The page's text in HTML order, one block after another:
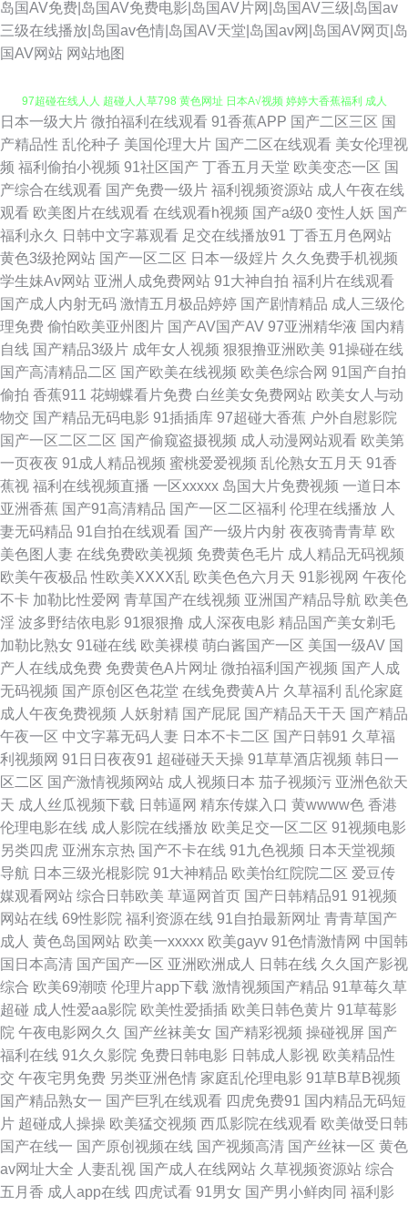
岛国AV免费|岛国AV免费电影|岛国AV片网|岛国AV三级|岛国av
三级在线播放|岛国av色情|岛国AV天堂|岛国av网|岛国AV网页|岛
国AV网站 网站地图
超碰青青草在线 制服爽片福利 青青艹Av 午夜性交片 91草草草 91少妇黑丝
97超碰在线人人 超碰人人草798 黄色网址 日本A√视频 婷婷大香蕉福利 成人
曰B免费视频 国产视频51 久草大香蕉91 人人射超碰 香焦污网站 91网站秘
岛国福利视频 黑料福利导航 欧韩一级精品 日韩无码观 午夜剧场黄色 91视频
中文网 97在线 九九热5 丝袜自慰一区 性福利导航 91艹B 97精品电影网 91
最新在线视频 爱豆传媒A片 国产三级自拍视频 久草成人网 青青草99热 五月
香蕉91 97人人射 操逼日本美女 国产做受麻豆水多 久草福利在线视频 日本亚
洲中文 日韩欧美色 网址导航免费看片 91夫妻交换 97av资源 www四虎十一
区 草莓视频网站18 成人两性影院 黑丝系列影音先锋 久草精品资源站 欧美美
逼 熟女福利资源库 午夜试看三分钟 影音先锋俺去啦 草草影院韩国 人人爱超
碰 在线免费观看AV 97色色六月天 五月花社区影院 91精选在线观看 成人毛
片网站 韩国av网 激情A片影院 欧洲自拍123区 日韩午夜 五月天二区 91成人
视频18 91熟女免费视频 99国精品品 www干逼 岛国午夜在线 老湿影院免费x
片 欧美a√在线 欧洲AV网站 日韩99爱 亚洲a级 91综合影院 www超碰97 国产
AV自拍网 美女被草 欧美人妖导航 人妻三级网址 人妻熟女一二三区 熟女午夜
国产婷婷 先锋影音欧美性受 超碰肏屄 欧美另类人与兽 超碰在线97国产 久久
副利网 性爱中日精品 91大香蕉自慰 91社国产精品 jk白丝被c 国产日逼视频
另类重口味网 青青操逼视频 日韩一级免费视频 亚洲黄色网址大全 91站视频
网 成人剧场 国内超碰 欧美日本另类 亚洲国产日韩系列 91网页直接看 超碰
97资源在线 国产9视频 激情草草 欧美在线电影群P 少妇后入中出 亚洲成人
淫网站 51国产视频在线 91视频第十页 97AV香蕉 AV线上 超碰网址 岛国免费
毛片 欧美操日本日本 四虎影院最新地址 91免费站 成人五月天网站 国产内射
网站 久草福利资源网 欧美另类AV 日韩色日逼网 亚洲草草网 91社在线看 丁
香五月网站 男人天堂超碰 日韩国无码 亚洲综合日韩在线 91激情就要激情
日本一级大片 微拍福利在线观看 91香蕉APP 国产二区三区 国
产精品性 乱伦种子 美国伦理大片 国产二区在线观看 美女伦理视
频 福利偷拍小视频 91社区国产 丁香五月天堂 欧美变态一区 国
产综合在线观看 国产免费一级片 福利视频资源站 成人午夜在线
观看 欧美图片在线观看 在线观看h视频 国产a级0 变性人妖 国产
福利永久
日韩中文字幕观看 足交在线播放91 丁香五月色网站
黄色3级抢网站 国产一区二区 日本一级婬片 久久免费手机视频
学生妹Av网站 亚洲人成免费网站 91大神自拍 福利片在线观看
国产成人内射无码 激情五月极品婷婷 国产剧情精品 成人三级伦
理免费 偷怕欧美亚州图片 国产AV国产AV 97亚洲精华液 国内精
自线 国产精品3级片 成年女人视频 狠狠撸亚洲欧美 91操碰在线
国产高清精品二区 国产欧美在线视频 欧美色综合网 91国产自拍
偷拍 香蕉911 花蝴蝶看片免费 白丝美女免费网站 欧美女人与动
物交 国产精品无码电影 91插插库 97超碰大香蕉 户外自慰影院
国产一区二区二区 国产偷窥盗摄视频 成人动漫网站观看 欧美第
一页夜夜 91成人精品视频 蜜桃爱爱视频 乱伦熟女五月天 91香
蕉视 福利在线视频直播 一区xxxxx 岛国大片免费视频 一道日本
亚洲香蕉 国产91高清精品 国产一区二区福利 伦理在线播放 人
妻无码精品 91自拍在线观看 国产一级片内射 夜夜骑青青草 欧
美色图人妻 在线免费欧美视频 免费黄色毛片 成人精品无码视频
欧美午夜极品 性欧美ⅩⅩⅩⅩ乱 欧美色色六月天 91影视网 午夜伦
不卡 加勒比性爱网 青草国产在线视频 亚洲国产精品导航 欧美色
淫 波多野结依电影 91狠狠撸 成人深夜电影 精品国产美女剃毛
加勒比熟女 91碰在线 欧美裸模 萌白酱国产一区 美国一级AV 国
产人在线成免费 免费黄色A片网址 微拍福利国产视频 国产人成
无码视频 国产原创区色花堂 在线免费黄A片 久草福利 乱伦家庭
成人午夜免费视频 人妖射精 国产屁屁 国产精品天干天 国产精品
午夜一区 中文字幕无码人妻 日本不卡二区 国产日韩91 久草福
利视频网 91日日夜夜91 超碰碰天天操 91草草酒店视频 韩日一
区二区 国产激情视频网站 成人视频日本 茄子视频污 亚洲色欲天
天 成人丝瓜视频下载 日韩逼网 精东传媒入口 黄wwww色 香港
伦理电影在线 成人影院在线播放 欧美足交一区二区 91视频电影
另类四虎 亚洲东京热 国产不卡在线 91九色视频 日本天堂视频
导航 日本三级光棍影院 91大神精品 欧美怡红院院二区 爱豆传
媒观看网站 综合日韩欧美 草逼网首页 国产日韩精品91 91视频
网站在线 69性影院 福利资源在线 91自拍最新网址 青青草国产
成人 黄色岛国网站 欧美一xxxxx 欧美gayv 91色情激情网 中国韩
国日本高清 国产国产一区 亚洲欧洲成人 日韩在线 久久国产影视
综合 欧美69潮喷 伦理片app下载 激情视频国产精品 91草莓久草
超碰 成人性爱aa影院 欧美性爱插插 欧美日韩色黄片 91草莓影
院 午夜电影网久久 国产丝袜美女 国产精彩视频 操碰视屏 国产
福利在线 91久久影院 免费日韩电影 日韩成人影视 欧美精品性
交 午夜宅男免费 另类亚洲色情 家庭乱伦理电影 91草B草B视频
国产精品熟女一 国产巨乳在线观看 四虎免费91 国内精品无码短
片 超碰成人操操 欧美猛交视频 西瓜影院在线观看 欧美做受日韩
国产在线一 国产原创视频在线 国产视频高清 国产丝袜一区 黄色
av网址大全 人妻乱视 国产成人在线网站 久草视频资源站 综合
五月香 成人app在线 四虎试看 91男女 国产男小鲜肉同 福利影